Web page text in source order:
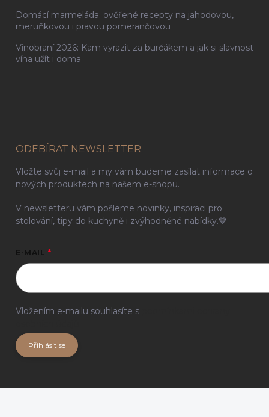
Domácí marmeláda: ověřené recepty na jahodovou,
meruňkovou i pravou pomerančovou
Vinobraní 2026: Kam vyrazit za burčákem a jak si slavnost
vína užít i doma
ODEBÍRAT NEWSLETTER
Vložte svůj e-mail a my vám budeme zasílat informace o
nových produktech na našem e-shopu.
V newsletteru vám pošleme novinky, inspiraci pro
stolování, tipy do kuchyně i zvýhodněné nabídky.🤎
E-MAIL
Vložením e-mailu souhlasíte s
Přihlásit se